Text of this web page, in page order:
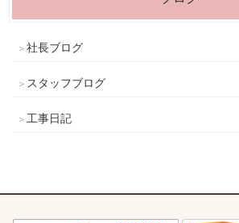
社長ブログ
スタッフブログ
工事日記